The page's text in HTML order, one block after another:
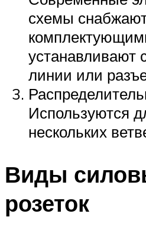
схемы
устанавливают
линии или
Используются
нескольких
Виды
розеток